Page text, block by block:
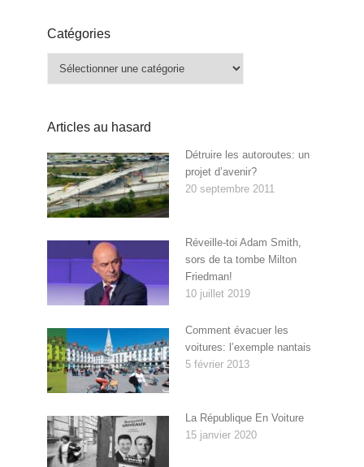
Catégories
Articles au hasard
Détruire les autoroutes: un
projet d’avenir?
20 septembre 2011
Réveille-toi Adam Smith,
sors de ta tombe Milton
Friedman!
10 juillet 2019
Comment évacuer les
voitures: l’exemple nantais
5 février 2013
La République En Voiture
15 janvier 2020